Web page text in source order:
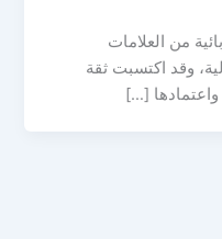
من العلامات
وقد اكتسبت ثقة
[…]